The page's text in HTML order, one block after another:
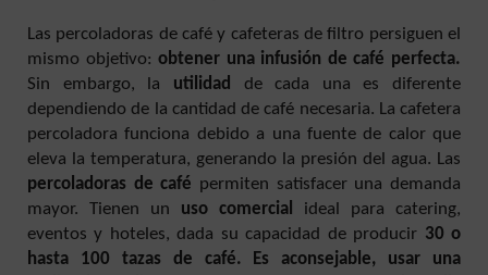
Las percoladoras de café y cafeteras de filtro persiguen el
mismo objetivo:obtener una infusión de café perfecta.
Sin embargo, la utilidad de cada una es diferente
dependiendo de la cantidad de café necesaria. La cafetera
percoladora funciona debido a una fuente de calor que
eleva la temperatura, generando la presión del agua. Las
percoladoras de café permiten satisfacer una demanda
mayor. Tienen un uso comercial
ideal para catering,
eventos y hoteles, dada su capacidad de producir 30 o
hasta 100 tazas de café. Es aconsejable, usar una